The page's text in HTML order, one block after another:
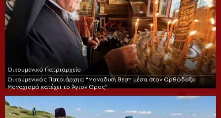
Οικουμενικό Πατριαρχείο
Οικουμενικός Πατριάρχης: “Μοναδική θέση μέσα στον Ορθόδοξο
Μοναχισμό κατέχει το Άγιον Όρος”